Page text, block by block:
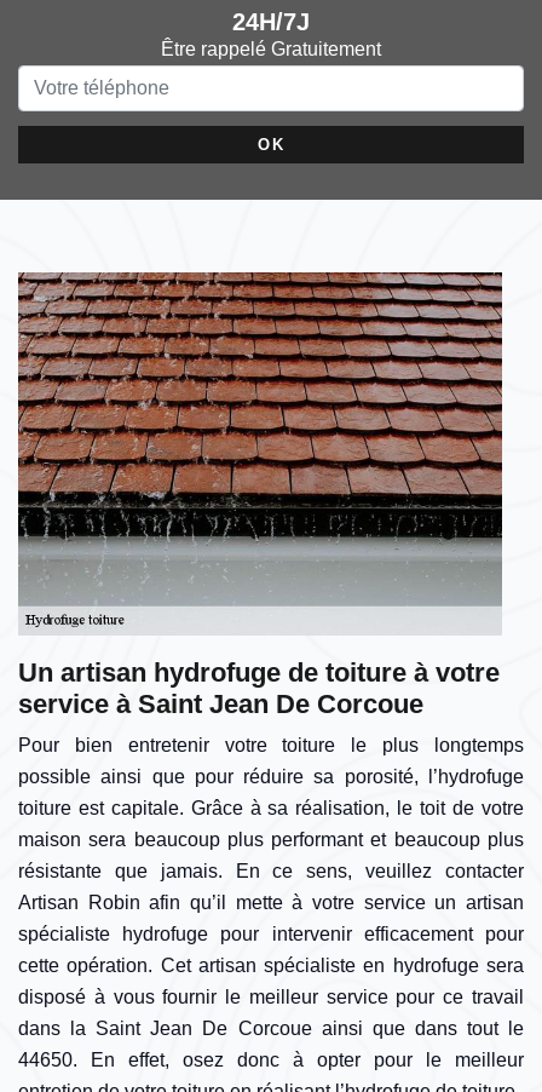
24H/7J
Être rappelé Gratuitement
Un artisan hydrofuge de toiture à votre
service à Saint Jean De Corcoue
Pour bien entretenir votre toiture le plus longtemps
possible ainsi que pour réduire sa porosité, l’hydrofuge
toiture est capitale. Grâce à sa réalisation, le toit de votre
maison sera beaucoup plus performant et beaucoup plus
résistante que jamais. En ce sens, veuillez contacter
Artisan Robin afin qu’il mette à votre service un artisan
spécialiste hydrofuge pour intervenir efficacement pour
cette opération. Cet artisan spécialiste en hydrofuge sera
disposé à vous fournir le meilleur service pour ce travail
dans la Saint Jean De Corcoue ainsi que dans tout le
44650. En effet, osez donc à opter pour le meilleur